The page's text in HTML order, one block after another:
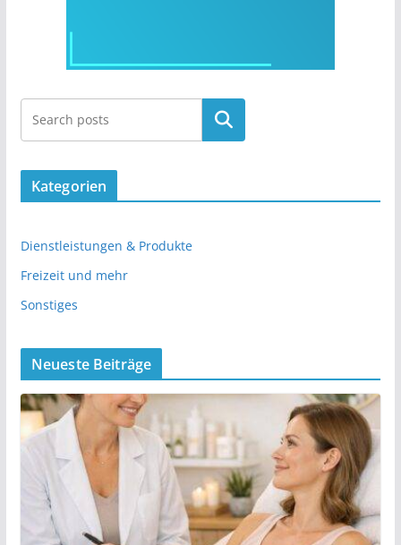
Kategorien
Dienstleistungen & Produkte
Freizeit und mehr
Sonstiges
Neueste Beiträge